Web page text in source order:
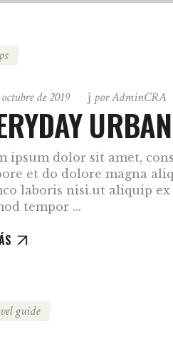
octubre de 2019 porAdminCRA
ipsum dolor sit amet,
et do dolore magna
laboris nisi.ut aliquip
tempor
guide